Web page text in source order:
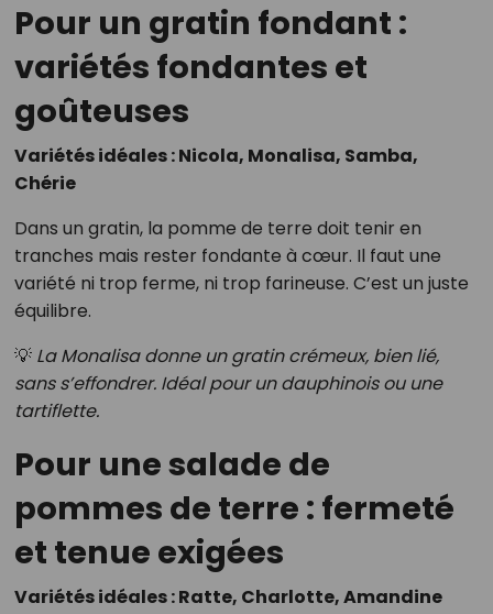
Pour un gratin fondant :
variétés fondantes et
goûteuses
Variétés idéales : Nicola, Monalisa, Samba,
Chérie
Dans un gratin, la pomme de terre doit tenir en
tranches mais rester fondante à cœur. Il faut une
variété ni trop ferme, ni trop farineuse. C’est un juste
équilibre.
💡 La Monalisa donne un gratin crémeux, bien lié,
sans s’effondrer. Idéal pour un dauphinois ou une
tartiflette.
Pour une salade de
pommes de terre : fermeté
et tenue exigées
Variétés idéales : Ratte, Charlotte, Amandine